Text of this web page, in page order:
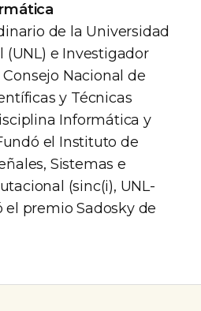
de la Universidad
(UNL) e Investigador
Nacional de
y Técnicas
Informática y
el Instituto de
Sistemas e
(sinc(i), UNL-
el premio Sadosky de